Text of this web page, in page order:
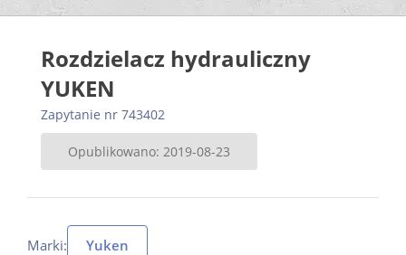
Rozdzielacz hydrauliczny
YUKEN
Zapytanie nr 743402
Opublikowano: 2019-08-23
Marki: Yuken